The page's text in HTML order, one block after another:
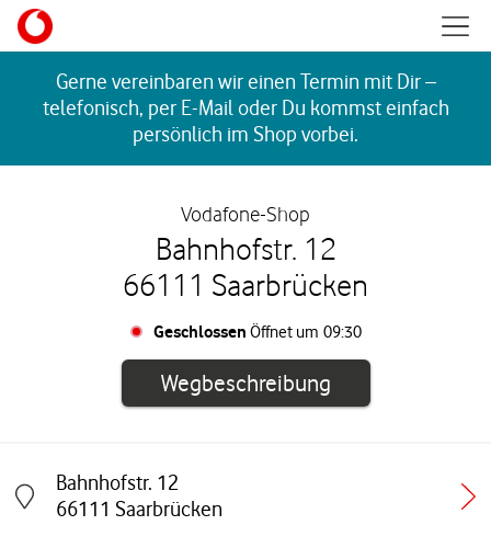
Skip to content
Gerne vereinbaren wir einen Termin mit Dir –
telefonisch, per E-Mail oder Du kommst einfach
persönlich im Shop vorbei.
Vodafone-Shop
Bahnhofstr. 12
66111 Saarbrücken
Geschlossen Öffnet um 09:30
WegbeschreibungLink öffnet in
Bahnhofstr. 12
66111 Saarbrücken
Link öffnet in einem neuen Tab